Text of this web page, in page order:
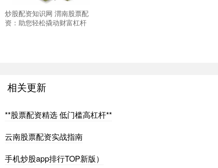
炒股配资知识网 渭南股票配
资：助您轻松撬动财富杠杆
相关更新
**股票配资精选 低门槛高杠杆**
云南股票配资实战指南
手机炒股app排行TOP新版）